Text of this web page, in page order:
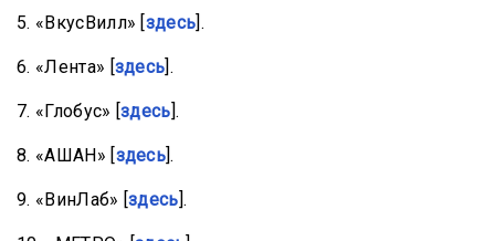
5. «ВкусВилл» [ здесь ].
6. «Лента» [ здесь ].
7. «Глобус» [здесь ].
8. «АШАН» [ здесь ].
9. «ВинЛаб» [здесь ].